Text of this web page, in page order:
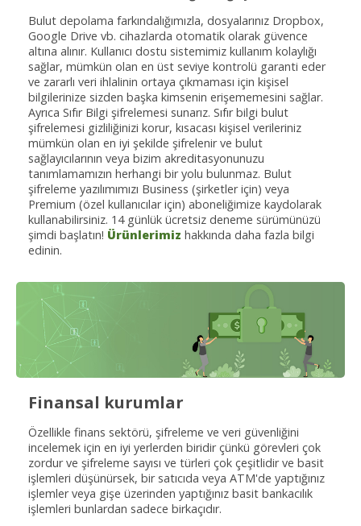
Bulut depolama farkındalığımızla, dosyalarınız Dropbox,
Google Drive vb. cihazlarda otomatik olarak güvence
altına alınır. Kullanıcı dostu sistemimiz kullanım kolaylığı
sağlar, mümkün olan en üst seviye kontrolü garanti eder
ve zararlı veri ihlalinin ortaya çıkmaması için kişisel
bilgilerinize sizden başka kimsenin erişememesini sağlar.
Ayrıca Sıfır Bilgi şifrelemesi sunarız. Sıfır bilgi bulut
şifrelemesi gizliliğinizi korur, kısacası kişisel verileriniz
mümkün olan en iyi şekilde şifrelenir ve bulut
sağlayıcılarının veya bizim akreditasyonunuzu
tanımlamamızın herhangi bir yolu bulunmaz. Bulut
şifreleme yazılımımızı Business (şirketler için) veya
Premium (özel kullanıcılar için) aboneliğimize kaydolarak
kullanabilirsiniz. 14 günlük ücretsiz deneme sürümünüzü
şimdi başlatın! Ürünlerimiz hakkında daha fazla bilgi
edinin.
Finansal kurumlar
Özellikle finans sektörü, şifreleme ve veri güvenliğini
incelemek için en iyi yerlerden biridir çünkü görevleri çok
zordur ve şifreleme sayısı ve türleri çok çeşitlidir ve basit
işlemleri düşünürsek, bir satıcıda veya ATM'de yaptığınız
işlemler veya gişe üzerinden yaptığınız basit bankacılık
işlemleri bunlardan sadece birkaçıdır.